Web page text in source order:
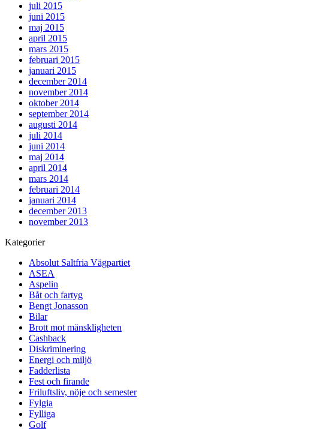
juli 2015
juni 2015
maj 2015
april 2015
mars 2015
februari 2015
januari 2015
december 2014
november 2014
oktober 2014
september 2014
augusti 2014
juli 2014
juni 2014
maj 2014
april 2014
mars 2014
februari 2014
januari 2014
december 2013
november 2013
Kategorier
Absolut Saltfria Vägpartiet
ASEA
Aspelin
Båt och fartyg
Bengt Jonasson
Bilar
Brott mot mänskligheten
Cashback
Diskriminering
Energi och miljö
Fadderlista
Fest och firande
Friluftsliv, nöje och semester
Fylgia
Fylliga
Golf